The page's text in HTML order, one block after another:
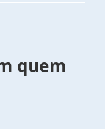
quem